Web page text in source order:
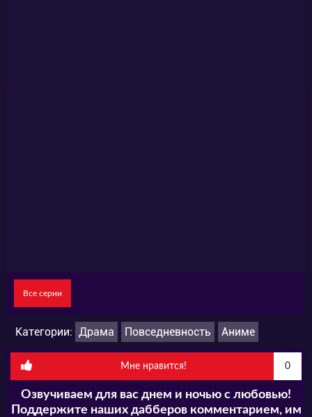
Все серии
Категории: Драма Повседневность Аниме
Мне нравится! 0
Озвучиваем для вас днем и ночью с любовью!
Поддержите наших дабберов комментарием, им